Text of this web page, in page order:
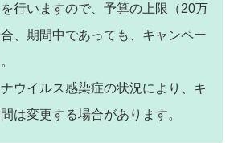
行いますので、予算の上限（20万
、期間中であっても、キャンペー
ナウイルス感染症の状況により、キ
は変更する場合があります。